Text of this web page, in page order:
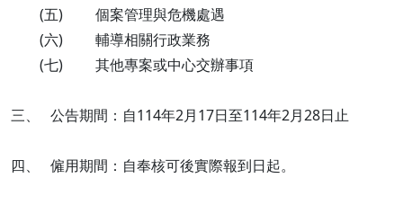
(五) 個案管理與危機處遇
(六) 輔導相關行政業務
(七) 其他專案或中心交辦事項
三、 公告期間：自114年2月17日至114年2月28日止
四、 僱用期間：自奉核可後實際報到日起。